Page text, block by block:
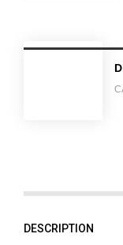
DESCRIPTION